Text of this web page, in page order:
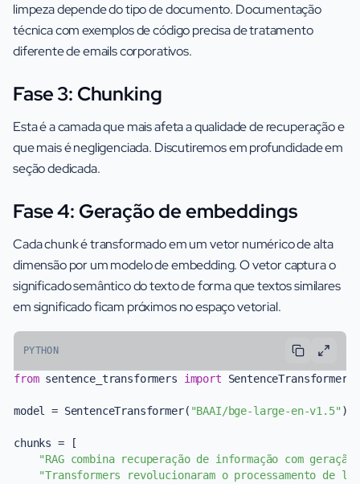
limpeza depende do tipo de documento. Documentação
técnica com exemplos de código precisa de tratamento
diferente de emails corporativos.
Fase 3: Chunking
Esta é a camada que mais afeta a qualidade de recuperação e
que mais é negligenciada. Discutiremos em profundidade em
seção dedicada.
Fase 4: Geração de embeddings
Cada chunk é transformado em um vetor numérico de alta
dimensão por um modelo de embedding. O vetor captura o
significado semântico do texto de forma que textos similares
em significado ficam próximos no espaço vetorial.
PYTHON
from sentence_transformers import SentenceTransformer
model = SentenceTransformer( "BAAI/bge-large-en-v1.5" )
chunks = [
"RAG combina recuperação de informação com
"Transformers revolucionaram o processamento de